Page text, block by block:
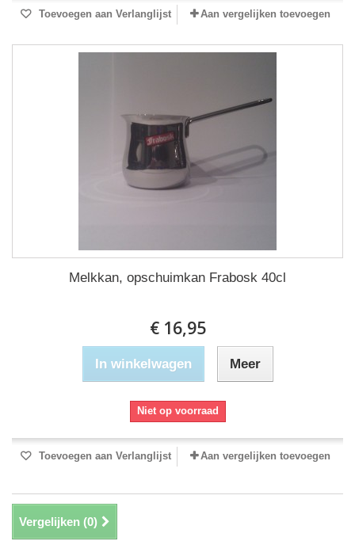
Toevoegen aan Verlanglijst Aan vergelijken toevoegen
Melkkan, opschuimkan Frabosk 40cl
€ 16,95
In winkelwagen Meer
Niet op voorraad
Toevoegen aan Verlanglijst Aan vergelijken toevoegen
Vergelijken (0)